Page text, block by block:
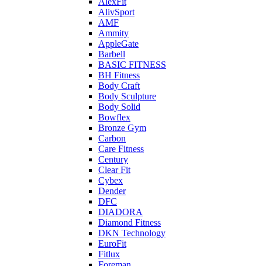
AlivSport
AMF
Ammity
AppleGate
Barbell
BASIC FITNESS
BH Fitness
Body Craft
Body Sculpture
Body Solid
Bowflex
Bronze Gym
Carbon
Care Fitness
Century
Clear Fit
Cybex
Dender
DFC
DIADORA
Diamond Fitness
DKN Technology
EuroFit
Fitlux